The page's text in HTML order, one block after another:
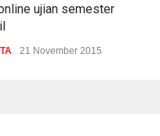
ujian semester
21 November 2015